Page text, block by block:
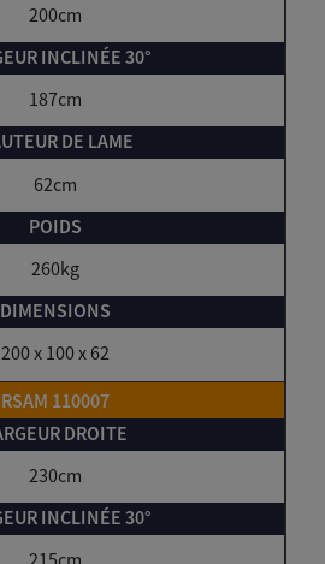
200cm
187cm
62cm
260kg
200 x 100 x 62
RSAM 110007
230cm